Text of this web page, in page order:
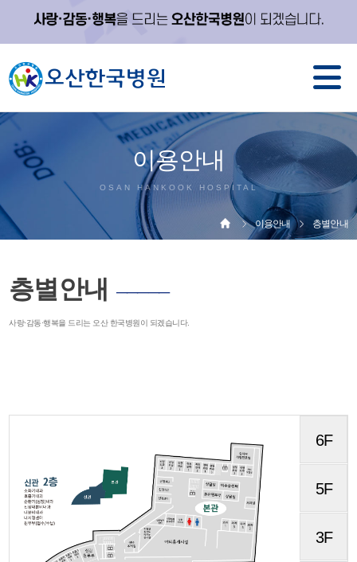
이용안내
OSAN HANKOOK HOSPITAL
이용안내 층별안내
층별안내 ─────
사랑·감동·행복을 드리는 오산 한국병원이 되겠습니다.
6F
5F
3F